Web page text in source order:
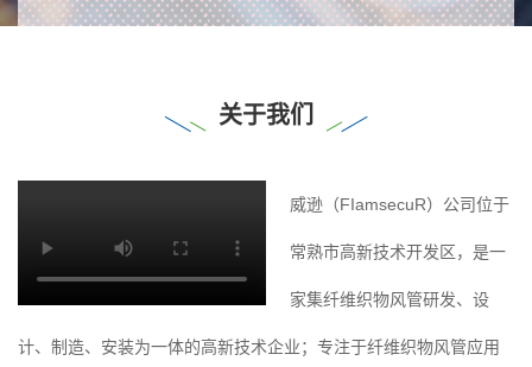
关于我们
威逊（FIamsecuR）公司位于
常熟市高新技术开发区，是一
家集纤维织物风管研发、设
计、制造、安装为一体的高新技术企业；专注于纤维织物风管应用